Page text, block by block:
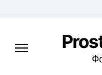
содержимому